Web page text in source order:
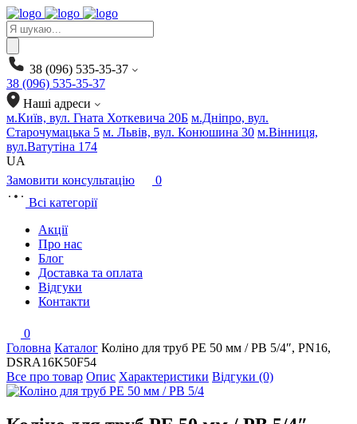
Products
search
38 (096) 535-35-37
38 (096) 535-35-37
Наші адреси
м.Київ, вул. Гната Хоткевича 20Б м.Дніпро, вул.
Старочумацька 5 м. Львів, вул. Конюшина 30 м.Вінниця,
вул.Ватутіна 174
UA
Замовити консультацію
0
Всі категорії
Акції
Про нас
Блог
Доставка та оплата
Відгуки
Контакти
0
Головна Каталог Коліно для труб PE 50 мм / РВ 5/4″, PN16,
DSRA16K50F54
Все про товар Опис Характеристики Відгуки (0)